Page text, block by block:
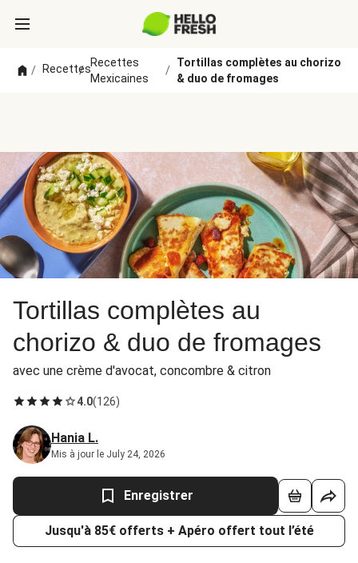
/ Recettes
/
Recettes
Mexicaines
/
Tortillas complètes au chorizo
& duo de fromages
Tortillas complètes au
chorizo & duo de fromages
avec une crème d'avocat, concombre & citron
4.0(126)
Hania L.
Mis à jour le July 24, 2026
Enregistrer
Jusqu'à 85€ offerts + Apéro offert tout l’été